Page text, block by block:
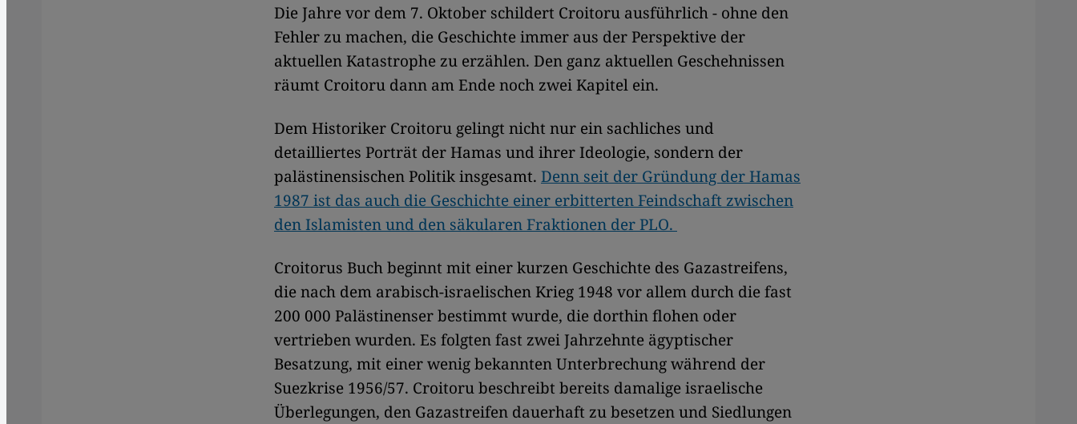
Die Jahre vor dem 7. Oktober schildert Croitoru ausführlich - ohne den
Fehler zu machen, die Geschichte immer aus der Perspektive der
aktuellen Katastrophe zu erzählen. Den ganz aktuellen Geschehnissen
räumt Croitoru dann am Ende noch zwei Kapitel ein.
Dem Historiker Croitoru gelingt nicht nur ein sachliches und
detailliertes Porträt der Hamas und ihrer Ideologie, sondern der
palästinensischen Politik insgesamt. Denn seit der Gründung der Hamas
1987 ist das auch die Geschichte einer erbitterten Feindschaft zwischen
den Islamisten und den säkularen Fraktionen der PLO.
Croitorus Buch beginnt mit einer kurzen Geschichte des Gazastreifens,
die nach dem arabisch-israelischen Krieg 1948 vor allem durch die fast
200 000 Palästinenser bestimmt wurde, die dorthin flohen oder
vertrieben wurden. Es folgten fast zwei Jahrzehnte ägyptischer
Besatzung, mit einer wenig bekannten Unterbrechung während der
Suezkrise 1956/57. Croitoru beschreibt bereits damalige israelische
Überlegungen, den Gazastreifen dauerhaft zu besetzen und Siedlungen